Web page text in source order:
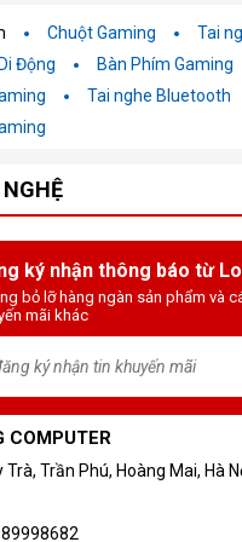
Chuột Gaming
Tai
Động
Bàn Phím Gaming
Tai nghe Bluetooth
ký nhận thông báo từ
bỏ lỡ hàng ngàn sản phẩm và
mãi khác
COMPUTER
Trà, Trần Phú, Hoàng Mai, Hà